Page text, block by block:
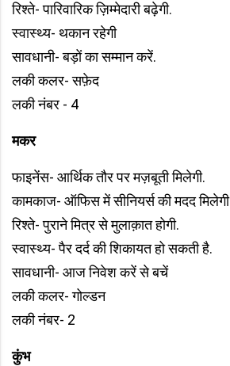
रिश्ते- पारिवारिक ज़िम्मेदारी बढ़ेगी.
स्वास्थ्य- थकान रहेगी
सावधानी- बड़ों का सम्मान करें.
लकी कलर- सफ़ेद
लकी नंबर - 4
मकर
फाइनेंस- आर्थिक तौर पर मज़बूती मिलेगी.
कामकाज- ऑफिस में सीनियर्स की मदद मिलेगी
रिश्ते- पुराने मित्र से मुलाक़ात होगी.
स्वास्थ्य- पैर दर्द की शिकायत हो सकती है.
सावधानी- आज निवेश करें से बचें
लकी कलर- गोल्डन
लकी नंबर- 2
कुंभ